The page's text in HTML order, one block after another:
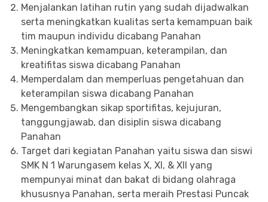
Menjalankan latihan rutin yang sudah dijadwalkan
serta meningkatkan kualitas serta kemampuan baik
tim maupun individu dicabang Panahan
Meningkatkan kemampuan, keterampilan, dan
kreatifitas siswa dicabang Panahan
Memperdalam dan memperluas pengetahuan dan
keterampilan siswa dicabang Panahan
Mengembangkan sikap sportifitas, kejujuran,
tanggungjawab, dan disiplin siswa dicabang
Panahan
Target dari kegiatan Panahan yaitu siswa dan siswi
SMK N 1 Warungasem kelas X, XI, & XII yang
mempunyai minat dan bakat di bidang olahraga
khususnya Panahan, serta meraih Prestasi Puncak